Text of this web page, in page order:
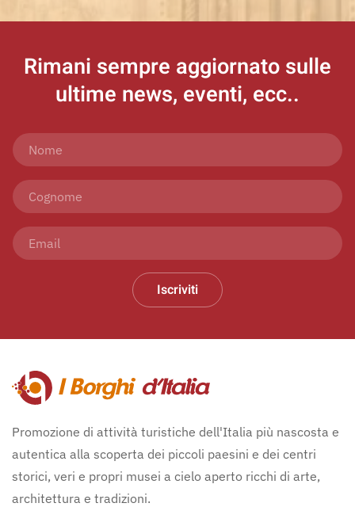
Rimani sempre aggiornato sulle
ultime news, eventi, ecc..
Iscriviti
Promozione di attività turistiche dell'Italia più nascosta e
autentica alla scoperta dei piccoli paesini e dei centri
storici, veri e propri musei a cielo aperto ricchi di arte,
architettura e tradizioni.